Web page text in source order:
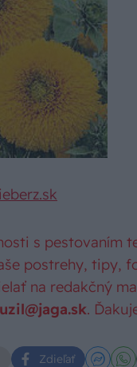
s pestovaním
postrehy, tipy,
na redakčný
.
Zdieľať